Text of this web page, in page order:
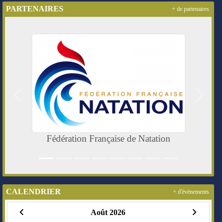
PARTENAIRES
Fédération Française de Natation
Précedent
+ de partenaires
CALENDRIER
Août 2026
+ d'évènements